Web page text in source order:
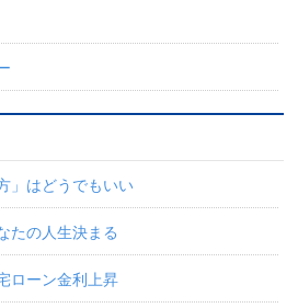
」はどうでもいい
たの人生決まる
ローン金利上昇